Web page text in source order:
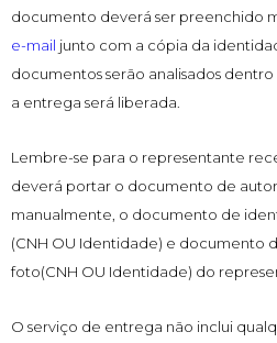
documento deverá ser preenchido
e-mail junto com a cópia da
documentos serão analisados
a entrega será liberada.
Lembre-se para o representante
deverá portar o documento de
manualmente, o documento de
(CNH OU Identidade) e documento
foto(CNH OU Identidade) do
O serviço de entrega não inclui